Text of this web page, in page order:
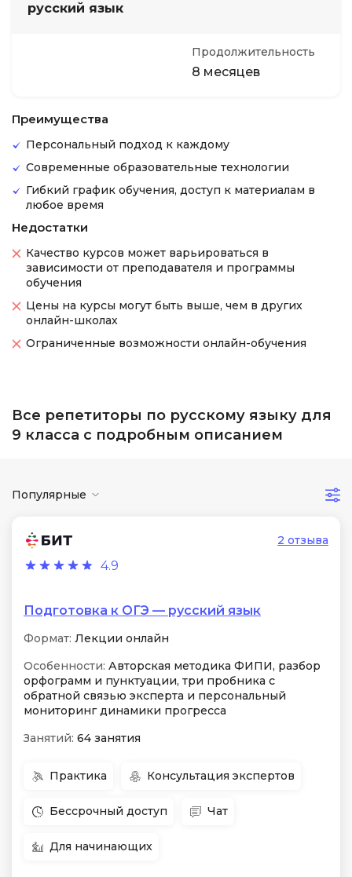
русский язык
Продолжительность
8 месяцев
Преимущества
Персональный подход к каждому
Современные образовательные технологии
Гибкий график обучения, доступ к материалам в
любое время
Недостатки
Качество курсов может варьироваться в
зависимости от преподавателя и программы
обучения
Цены на курсы могут быть выше, чем в других
онлайн-школах
Ограниченные возможности онлайн-обучения
Все репетиторы по русскому языку для
9 класса с подробным описанием
Популярные
4.9
2 отзыва
Подготовка к ОГЭ — русский язык
Формат: Лекции онлайн
Особенности: Авторская методика ФИПИ, разбор
орфограмм и пунктуации, три пробника с
обратной связью эксперта и персональный
мониторинг динамики прогресса
Занятий: 64 занятия
Практика Консультация экспертов
Бессрочный доступ Чат
Для начинающих